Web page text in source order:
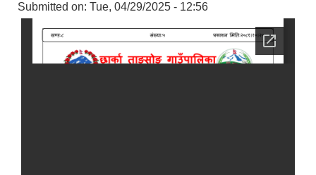
Submitted on: Tue, 04/29/2025 - 12:56